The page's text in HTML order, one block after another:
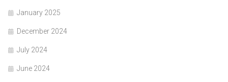
January 2025
December 2024
July 2024
June 2024